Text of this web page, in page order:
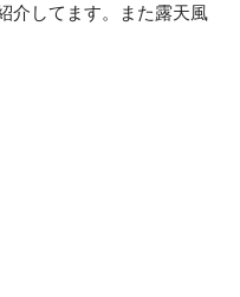
介してます。また露天風